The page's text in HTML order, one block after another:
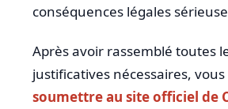
conséquences légales
Après avoir rassemblé toutes
justificatives nécessaires,
soumettre au site officiel de